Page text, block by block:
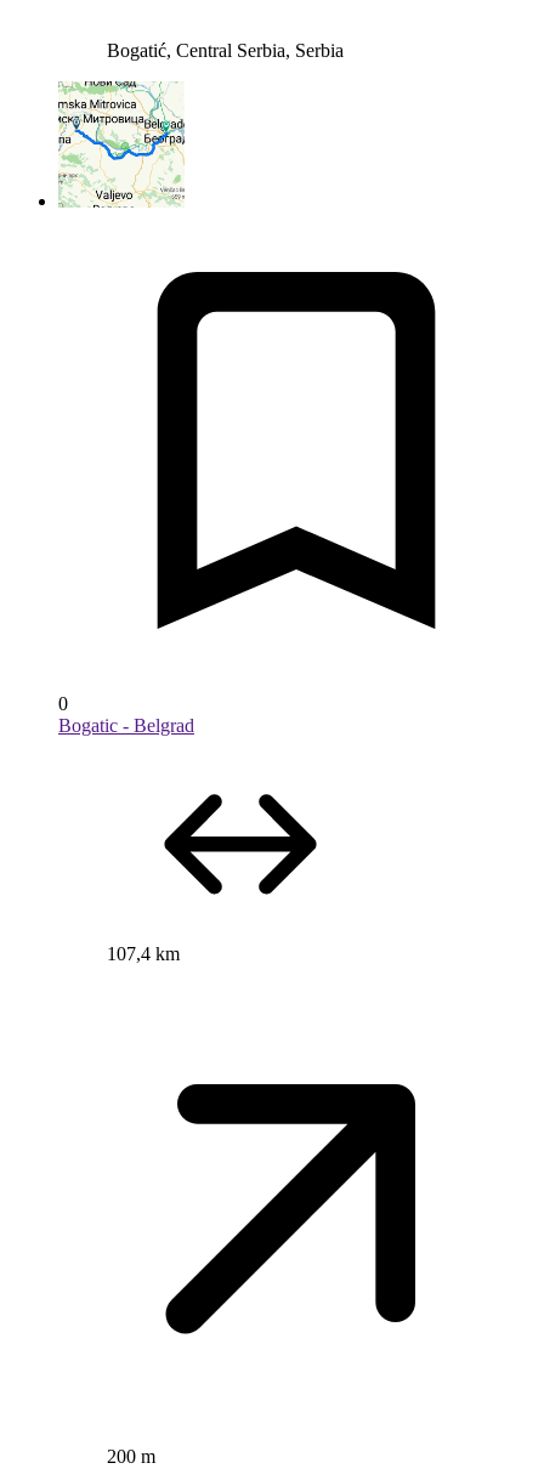
Bogatić, Central Serbia, Serbia
0
Bogatic - Belgrad
107,4 km
200 m